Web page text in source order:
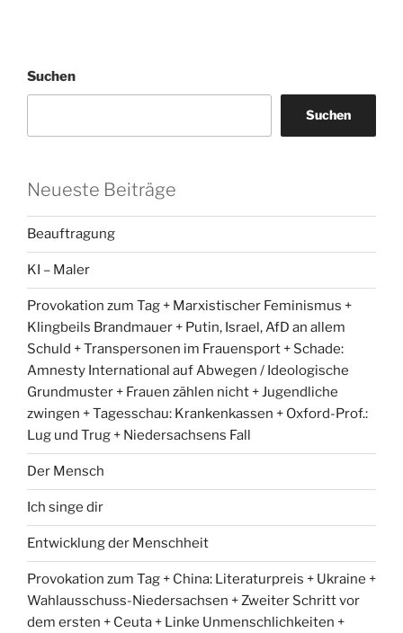
Suchen
Suchen
Neueste Beiträge
Beauftragung
KI – Maler
Provokation zum Tag + Marxistischer Feminismus +
Klingbeils Brandmauer + Putin, Israel, AfD an allem
Schuld + Transpersonen im Frauensport + Schade:
Amnesty International auf Abwegen / Ideologische
Grundmuster + Frauen zählen nicht + Jugendliche
zwingen + Tagesschau: Krankenkassen + Oxford-Prof.:
Lug und Trug + Niedersachsens Fall
Der Mensch
Ich singe dir
Entwicklung der Menschheit
Provokation zum Tag + China: Literaturpreis + Ukraine +
Wahlausschuss-Niedersachsen + Zweiter Schritt vor
dem ersten + Ceuta + Linke Unmenschlichkeiten +